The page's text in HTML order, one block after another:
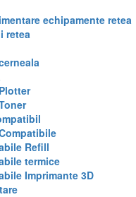
echipamente retea
retea
Refill
termice
Imprimante 3D